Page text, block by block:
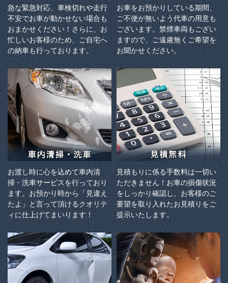
急な緊急対応、車検切れや走行
不安でお車が動かせない場合も
おまかせください！さらに、お
忙しいお客様のため、ご自宅へ
の納⾞も⾏っております。
お車をお預かりしている期間、
ご不便が無いよう代車の用意も
ございます。禁煙車両もござい
ますので、ご遠慮無くご希望を
お聞かせください。
お渡し時に心を込めて車内清
掃・洗車サービスを行っており
ます。お預かり時から「見違え
たよ」と言って頂けるクオリテ
ィに仕上げてまいります！
見積もりに係る手数料は一切い
ただきません！お車の損傷状況
をしっかり確認し、お客様のご
要望を取り入れたお見積りをご
提示いたします。